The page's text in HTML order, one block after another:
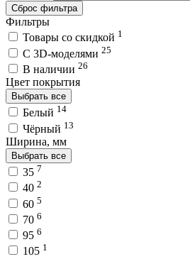
Сброс фильтра
Фильтры
Товары со скидкой 1
C 3D-моделями 25
В наличии 26
Цвет покрытия
Выбрать все
Белый 14
Чёрный 13
Ширина, мм
Выбрать все
35 7
40 2
60 5
70 6
95 6
105 1